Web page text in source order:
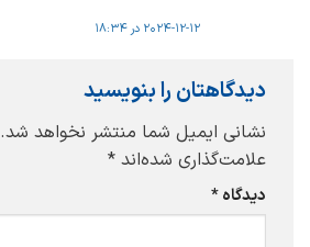
2024-12-12 در 18:34
دیدگاهتان را بنویسید
نشانی ایمیل شما منتشر نخواهد شد.
علامت‌گذاری شده‌اند *
دیدگاه*